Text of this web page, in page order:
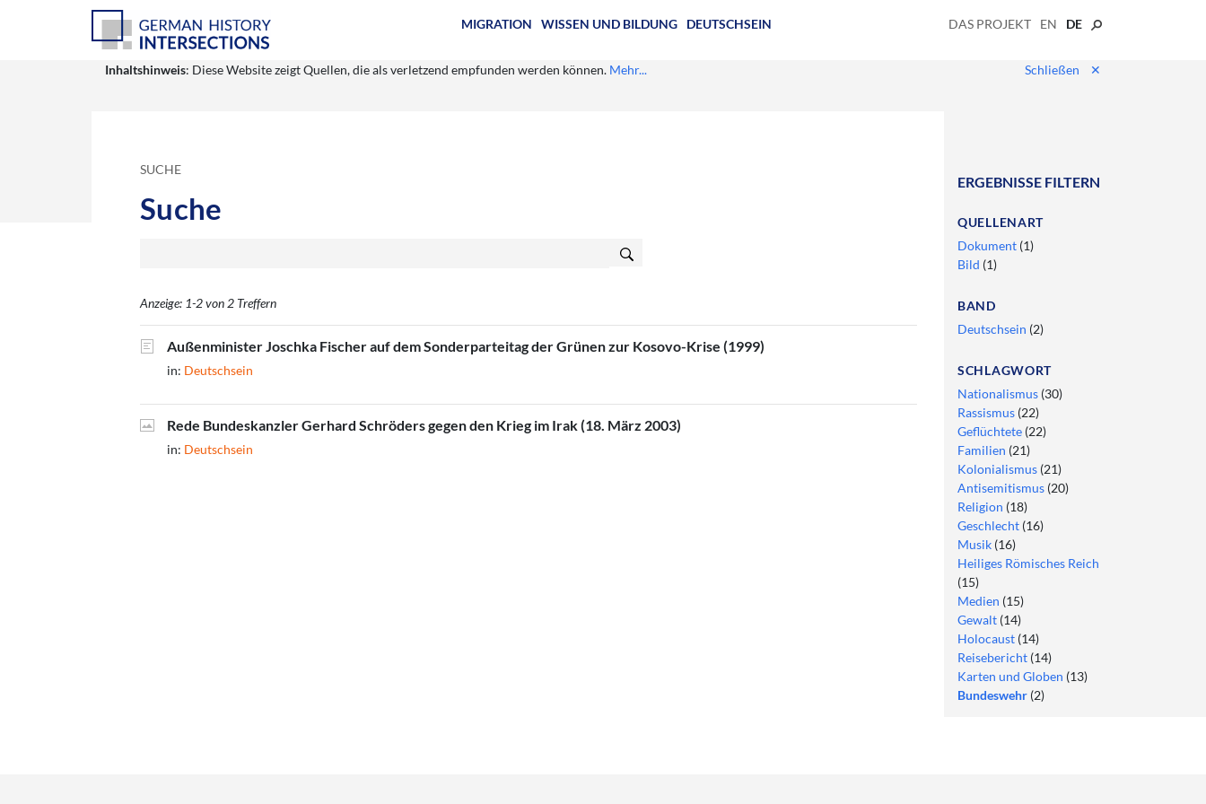
MIGRATION WISSEN UND BILDUNG DEUTSCHSEIN DAS PROJEKT EN DE
Inhaltshinweis: Diese Website zeigt Quellen, die als verletzend empfunden werden können. Mehr... Schließen ✕
SUCHE
Suche
Anzeige: 1-2 von 2 Treffern
Außenminister Joschka Fischer auf dem Sonderparteitag der Grünen zur Kosovo-Krise (1999)
in: Deutschsein
Rede Bundeskanzler Gerhard Schröders gegen den Krieg im Irak (18. März 2003)
in: Deutschsein
ERGEBNISSE FILTERN
QUELLENART
Dokument (1)
Bild (1)
BAND
Deutschsein (2)
SCHLAGWORT
Nationalismus (30)
Rassismus (22)
Geflüchtete (22)
Familien (21)
Kolonialismus (21)
Antisemitismus (20)
Religion (18)
Geschlecht (16)
Musik (16)
Heiliges Römisches Reich
(15)
Medien (15)
Gewalt (14)
Holocaust (14)
Reisebericht (14)
Karten und Globen (13)
Bundeswehr (2)